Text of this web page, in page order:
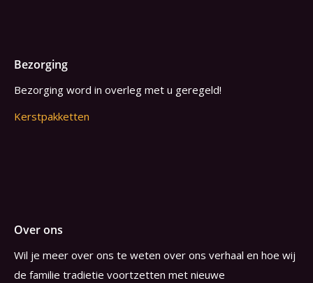
Bezorging
Bezorging word in overleg met u geregeld!
Kerstpakketten
Over ons
Wil je meer over ons te weten over ons verhaal en hoe wij
de familie tradietie voortzetten met nieuwe